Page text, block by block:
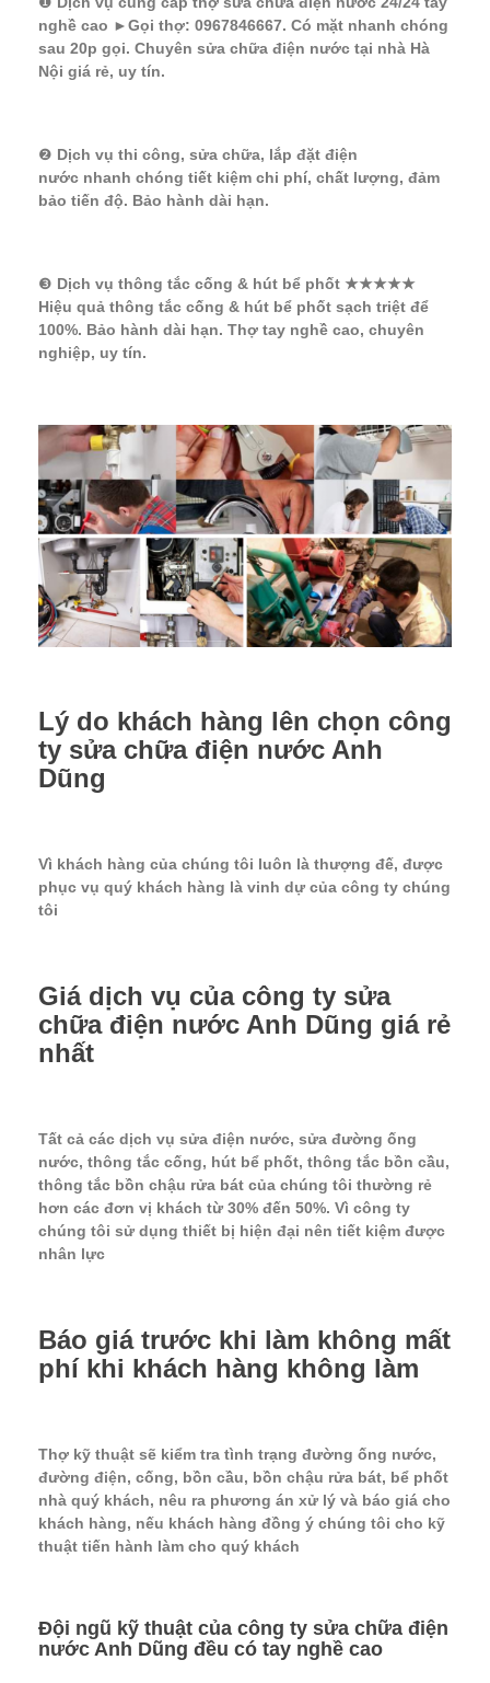
nghề cao ►Gọi thợ: 0967846667. Có mặt nhanh chóng
sau 20p gọi. Chuyên sửa chữa điện nước tại nhà Hà
Nội giá rẻ, uy tín.
❷ Dịch vụ thi công, sửa chữa, lắp đặt điện
nước nhanh chóng tiết kiệm chi phí, chất lượng, đảm
bảo tiến độ. Bảo hành dài hạn.
❸ Dịch vụ thông tắc cống & hút bể phốt ★★★★★
Hiệu quả thông tắc cống & hút bể phốt sạch triệt để
100%. Bảo hành dài hạn. Thợ tay nghề cao, chuyên
nghiệp, uy tín.
Lý do khách hàng lên chọn công
ty sửa chữa điện nước Anh
Dũng
Vì khách hàng của chúng tôi luôn là thượng đế, được
phục vụ quý khách hàng là vinh dự của công ty chúng
tôi
Giá dịch vụ của công ty sửa
chữa điện nước Anh Dũng giá rẻ
nhất
Tất cả các dịch vụ sửa điện nước, sửa đường ống
nước, thông tắc cống, hút bể phốt, thông tắc bồn cầu,
thông tắc bồn chậu rửa bát của chúng tôi thường rẻ
hơn các đơn vị khách từ 30% đến 50%. Vì công ty
chúng tôi sử dụng thiết bị hiện đại nên tiết kiệm được
nhân lực
Báo giá trước khi làm không mất
phí khi khách hàng không làm
Thợ kỹ thuật sẽ kiểm tra tình trạng đường ống nước,
đường điện, cống, bồn cầu, bồn chậu rửa bát, bể phốt
nhà quý khách, nêu ra phương án xử lý và báo giá cho
khách hàng, nếu khách hàng đồng ý chúng tôi cho kỹ
thuật tiến hành làm cho quý khách
Đội ngũ kỹ thuật của công ty sửa chữa điện
nước Anh Dũng đều có tay nghề cao